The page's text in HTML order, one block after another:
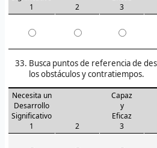
1
2
3
Busca puntos de referencia de
los obstáculos y contratiempos.
Necesita un
Desarrollo
Significativo
1
2
Capaz
y
Eficaz
3